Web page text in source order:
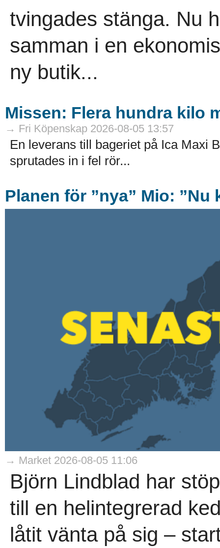
tvingades stänga. Nu
samman i en
ny butik...
Missen: Flera hundra kilo
→ Fri Köpenskap 2026-08-05 13:57
En leverans till bageriet på Ica Maxi
sprutades in i fel rör...
Planen för ”nya” Mio:
→ Market 2026-08-05 11:06
Björn Lindblad har
till en helintegrerad
låtit vänta på sig –